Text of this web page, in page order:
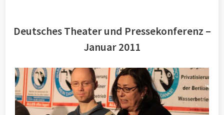
Deutsches Theater und Pressekonferenz –
Januar 2011